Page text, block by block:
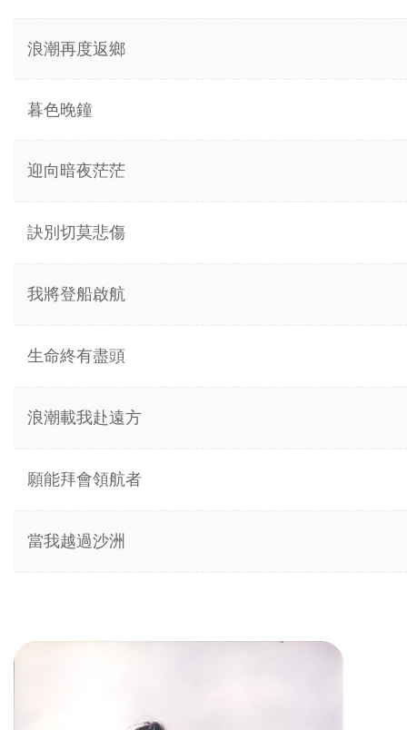
浪潮再度返鄉
暮色晚鐘
迎向暗夜茫茫
訣別切莫悲傷
我將登船啟航
生命終有盡頭
浪潮載我赴遠方
願能拜會領航者
當我越過沙洲